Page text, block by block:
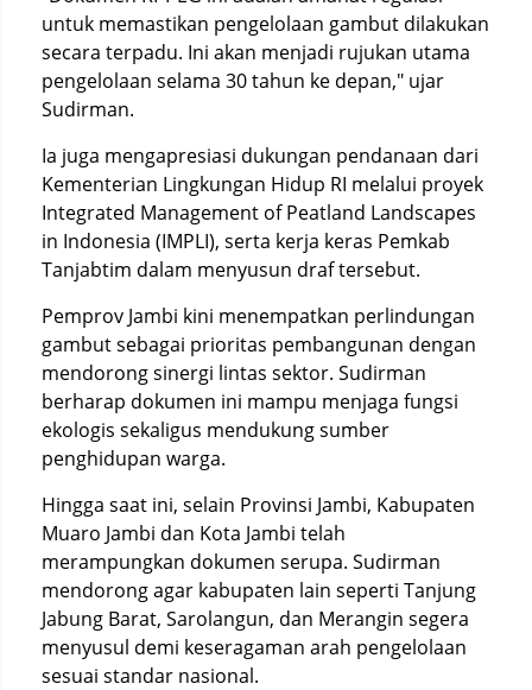
untuk memastikan pengelolaan gambut dilakukan
secara terpadu. Ini akan menjadi rujukan utama
pengelolaan selama 30 tahun ke depan," ujar
Sudirman.
Ia juga mengapresiasi dukungan pendanaan dari
Kementerian Lingkungan Hidup RI melalui proyek
Integrated Management of Peatland Landscapes
in Indonesia (IMPLI), serta kerja keras Pemkab
Tanjabtim dalam menyusun draf tersebut.
Pemprov Jambi kini menempatkan perlindungan
gambut sebagai prioritas pembangunan dengan
mendorong sinergi lintas sektor. Sudirman
berharap dokumen ini mampu menjaga fungsi
ekologis sekaligus mendukung sumber
penghidupan warga.
Hingga saat ini, selain Provinsi Jambi, Kabupaten
Muaro Jambi dan Kota Jambi telah
merampungkan dokumen serupa. Sudirman
mendorong agar kabupaten lain seperti Tanjung
Jabung Barat, Sarolangun, dan Merangin segera
menyusul demi keseragaman arah pengelolaan
sesuai standar nasional.